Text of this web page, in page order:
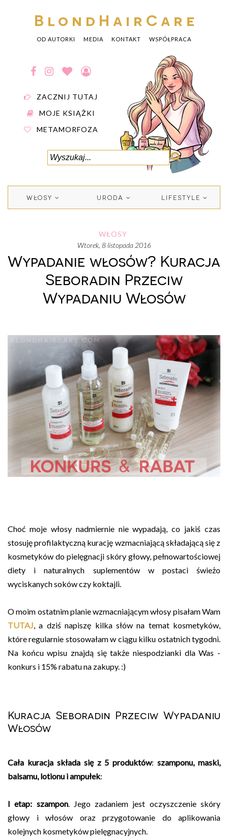
BlondHairCare
OD AUTORKI MEDIA KONTAKT WSPÓŁPRACA
ZACZNIJ TUTAJ
MOJE KSIĄŻKI
METAMORFOZA
WŁOSY URODA LIFESTYLE
WŁOSY
wtorek, 8 listopada 2016
Wypadanie włosów? Kuracja
Seboradin Przeciw
Wypadaniu Włosów
Choć moje włosy nadmiernie nie wypadają, co jakiś czas
stosuję profilaktyczną kurację wzmacniającą składającą się z
kosmetyków do pielęgnacji skóry głowy, pełnowartościowej
diety i naturalnych suplementów w postaci świeżo
wyciskanych soków czy koktajli.
O moim ostatnim planie wzmacniającym włosy pisałam Wam
TUTAJ, a dziś napiszę kilka słów na temat kosmetyków,
które regularnie stosowałam w ciągu kilku ostatnich tygodni.
Na końcu wpisu znajdą się także niespodzianki dla Was -
konkurs i 15% rabatu na zakupy. :)
Kuracja Seboradin Przeciw Wypadaniu
Włosów
Cała kuracja składa się z 5 produktów:szamponu, maski,
balsamu, lotionu i ampułek:
I etap: szampon. Jego zadaniem jest oczyszczenie skóry
głowy i włosów oraz przygotowanie do aplikowania
kolejnych kosmetyków pielęgnacyjnych.